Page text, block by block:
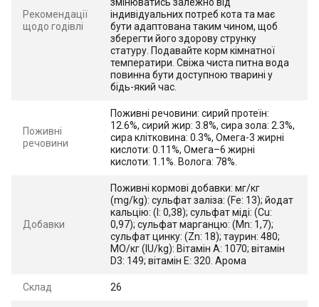
Рекомендації
щодо годівлі
змінюватись залежно від
індивідуальних потреб кота та має
бути адаптована таким чином, щоб
зберегти його здорову струнку
статуру. Подавайте корм кімнатної
температири. Свіжа чиста питна вода
повинна бути доступною тварині у
бідь-який час.
Поживні
речовини
Поживні речовини: сирий протеїн:
12.6%, сирий жир: 3.8%, сира зола: 2.3%,
сира клітковина: 0.3%, Омега-3 жирні
кислоти: 0.11%, Омега–6 жирні
кислоти: 1.1%. Волога: 78%.
Добавки
Поживні кормові добавки: мг/кг
(mg/kg): сульфат заліза: (Fe: 13); йодат
кальцію: (I: 0,38); сульфат міді: (Cu:
0,97); сульфат марганцю: (Mn: 1,7);
сульфат цинку: (Zn: 18); таурин: 480;
МО/кг (IU/kg): Вітамін А: 1070; вітамін
D3: 149; вітамін Е: 320. Арома
Склад 26